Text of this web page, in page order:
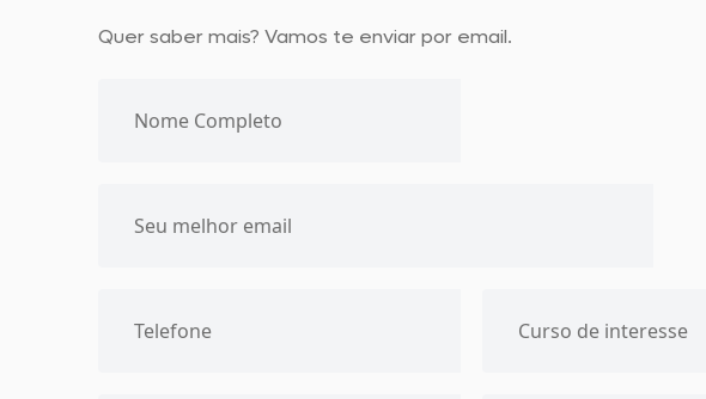
Quer saber mais? Vamos te enviar por email.